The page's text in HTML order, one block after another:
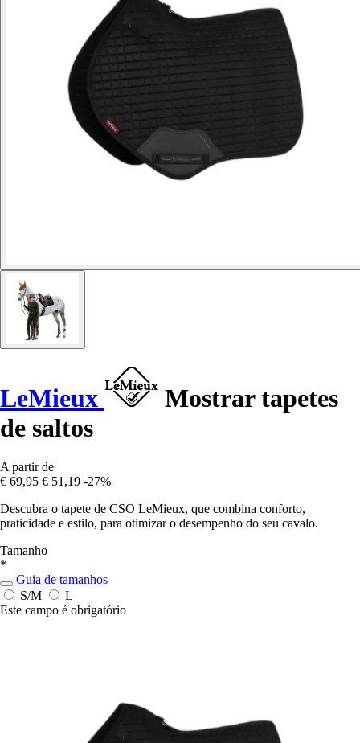
LeMieux
Mostrar tapetes
de saltos
A partir de
€ 69,95 € 51,19 -27%
Descubra o tapete de CSO LeMieux, que combina conforto,
praticidade e estilo, para otimizar o desempenho do seu cavalo.
Tamanho
*
Guia de tamanhos
S/M
L
Este campo é obrigatório